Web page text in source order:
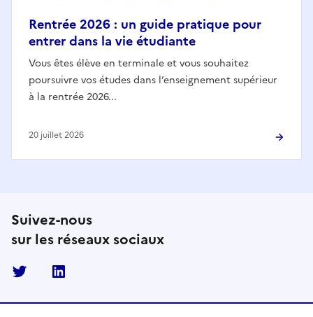
Rentrée 2026 : un guide pratique pour
entrer dans la vie étudiante
Vous êtes élève en terminale et vous souhaitez
poursuivre vos études dans l’enseignement supérieur
à la rentrée 2026...
20 juillet 2026
Suivez-nous
sur les réseaux sociaux
Twitter